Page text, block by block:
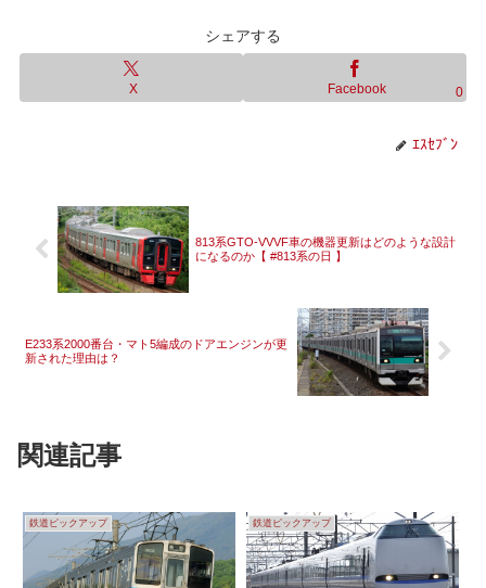
シェアする
X Facebook 0
ｴｽｾﾌﾞﾝ
813系GTO-VVVF車の機器更新はどのような設計
になるのか【 #813系の日 】
E233系2000番台・マト5編成のドアエンジンが更
新された理由は？
関連記事
鉄道ピックアップ 鉄道ピックアップ